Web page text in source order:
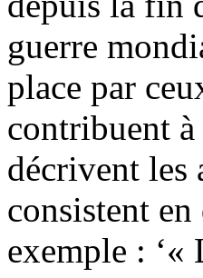
guerre
place par
contribuent à
décrivent les
consistent
exemple : ‘«